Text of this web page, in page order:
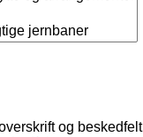
og beskedfelt